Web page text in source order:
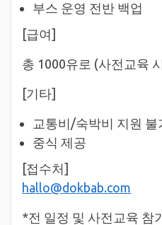
부스 운영 전반 백업
[급여]
총 1000유로 (사전교육
[기타]
교통비/숙박비 지원 불
중식 제공
[접수처]
hallo@dokbab.com
*전 일정 및 사전교육 참